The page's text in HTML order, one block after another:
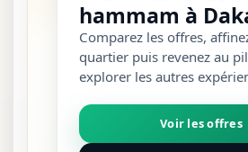
hammam à
Comparez les offres,
quartier puis revenez au
explorer les autres
Voir les offres